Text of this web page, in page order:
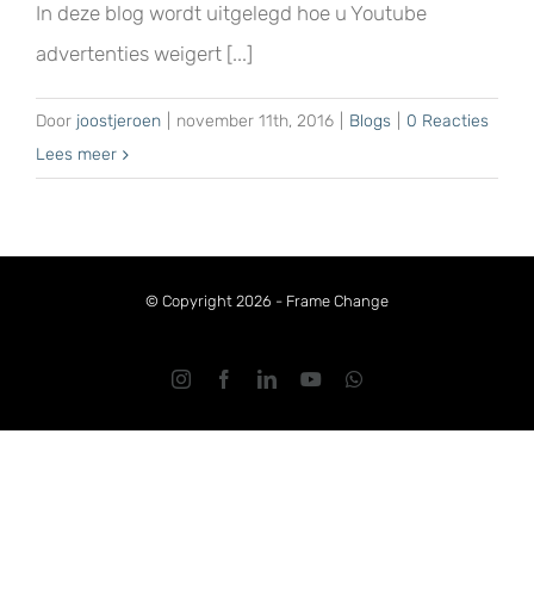
In deze blog wordt uitgelegd hoe u Youtube
advertenties weigert [...]
Door joostjeroen november 11th, 2016 Blogs
0 Reacties
Lees meer
© Copyright 2026 - Frame Change
InstagramFacebookLinkedInYouTubeWhatsApp